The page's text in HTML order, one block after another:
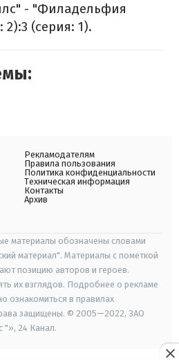
- "Филадельфия
(серия: 1).
Рекламодателям
Правила пользования
Политика конфиденциальности
Техническая информация
Контакты
Архив
материалы обозначены словами
материал". Материалы с пометкой
позицию авторов и героев.
их взглядов. Подробнее о рекламе
ознакомиться в правилах
защищены. © 2005—2022, ЗАО
"», 24 Канал.